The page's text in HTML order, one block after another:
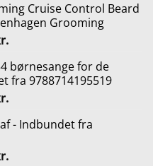
er:
299,00 kr..
Cruise Control Beard
Grooming
Den
pris
er:
101,25 kr..
børnesange for de
fra 9788714195519
Den
pris
151,00 kr..
- Indbundet fra
Den